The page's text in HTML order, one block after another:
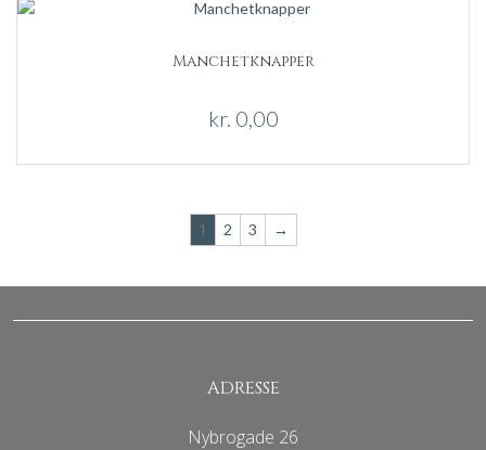
Manchetknapper
kr. 0,00
1 2 3 →
ADRESSE
Nybrogade 26